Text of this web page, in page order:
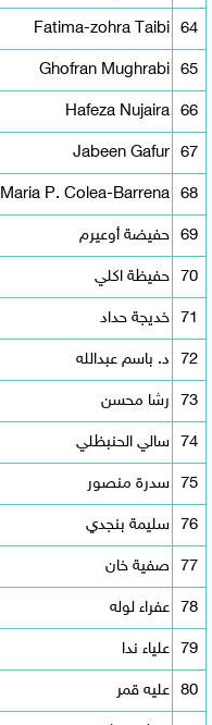
64
Fatima-zohra Taibi
65
Ghofran Mughrabi
66
Hafeza Nujaira
67
Jabeen Gafur
68
Maria P. Colea-Barrena
69 حفيضة أوعيرم
70 حفيظة اكلي
71 خديجة حداد
72 د. باسم عبدالله
73 رشا محسن
74 سالي الحنبظلي
75 سدرة منصور
76 سليمة بنجدي
77 صفية خان
78 عفراء لوله
79 علياء ندا
80 عليه قمر